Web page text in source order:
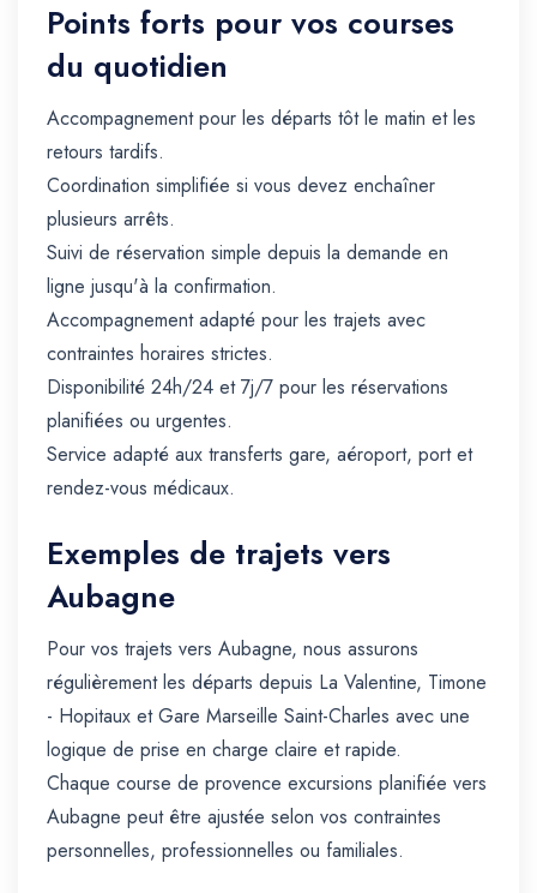
Points forts pour vos courses
du quotidien
Accompagnement pour les départs tôt le matin et les
retours tardifs.
Coordination simplifiée si vous devez enchaîner
plusieurs arrêts.
Suivi de réservation simple depuis la demande en
ligne jusqu'à la confirmation.
Accompagnement adapté pour les trajets avec
contraintes horaires strictes.
Disponibilité 24h/24 et 7j/7 pour les réservations
planifiées ou urgentes.
Service adapté aux transferts gare, aéroport, port et
rendez-vous médicaux.
Exemples de trajets vers
Aubagne
Pour vos trajets vers Aubagne, nous assurons
régulièrement les départs depuis La Valentine, Timone
- Hopitaux et Gare Marseille Saint-Charles avec une
logique de prise en charge claire et rapide.
Chaque course de provence excursions planifiée vers
Aubagne peut être ajustée selon vos contraintes
personnelles, professionnelles ou familiales.